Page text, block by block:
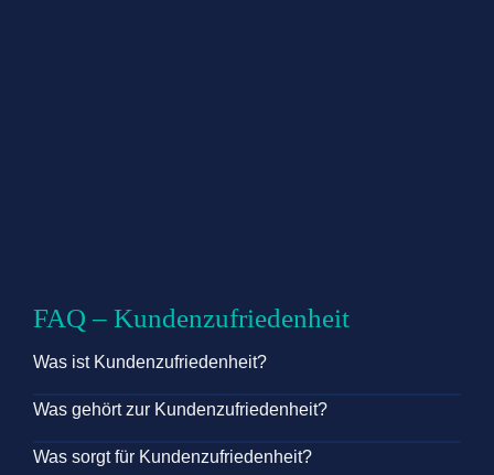
FAQ – Kundenzufriedenheit
Was ist Kundenzufriedenheit?
Was gehört zur Kundenzufriedenheit?
Was sorgt für Kundenzufriedenheit?